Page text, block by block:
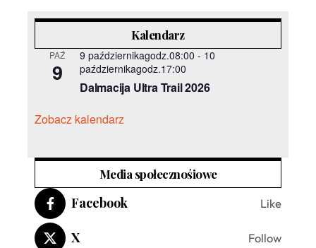
Kalendarz
PAŹ
9
9 październikagodz.08:00 - 10
październikagodz.17:00
Dalmacija Ultra Trail 2026
Zobacz kalendarz
Media społecznośiowe
Facebook Like
X Follow